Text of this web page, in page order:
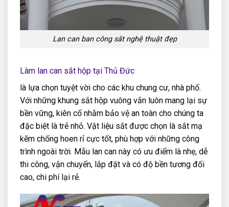
Lan can ban công sắt nghệ thuật đẹp
Làm lan can sắt hộp tại Thủ Đức
là lựa chọn tuyệt vời cho các khu chung cư, nhà phố.
Với những khung sắt hộp vuông vắn luôn mang lại sự
bền vững, kiên cố nhằm bảo vệ an toàn cho chúng ta
đặc biệt là trẻ nhỏ. Vật liệu sắt được chọn là sắt mạ
kẽm chống hoen rỉ cực tốt, phù hợp với những công
trình ngoài trời. Mẫu lan can này có ưu điểm là nhẹ, dễ
thi công, vận chuyển, lắp đặt và có độ bền tương đối
cao, chi phí lại rẻ.